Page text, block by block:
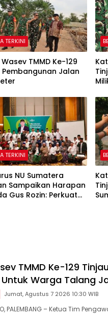
TERKINI
TMMD Ke-129
Pembangunan Jalan
TERKINI
NU Sumatera
Sampaikan Harapan
Gus Rozin: Perkuat
TMMD Ke-129
Warga Talang
Jumat, Agustus 7 2026 10:30 WIB
PALEMBANG – Ketua Tim